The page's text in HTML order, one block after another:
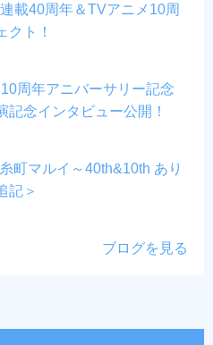
載40周年＆TVアニメ10周
クト！
周年アニバーサリー記念
記念インタビュー公開！
町マルイ～40th&10th あり
記＞
ブログを見る